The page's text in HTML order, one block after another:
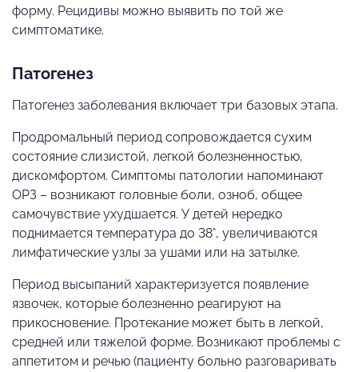
форму. Рецидивы можно выявить по той же
симптоматике.
Патогенез
Патогенез заболевания включает три базовых этапа.
Продромальный период сопровождается сухим
состояние слизистой, легкой болезненностью,
дискомфортом. Симптомы патологии напоминают
ОРЗ – возникают головные боли, озноб, общее
самочувствие ухудшается. У детей нередко
поднимается температура до 38°, увеличиваются
лимфатические узлы за ушами или на затылке.
Период высыпаний характеризуется появление
язвочек, которые болезненно реагируют на
прикосновение. Протекание может быть в легкой,
средней или тяжелой форме. Возникают проблемы с
аппетитом и речью (пациенту больно разговаривать